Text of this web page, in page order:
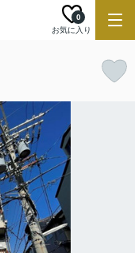
お気に入り
0